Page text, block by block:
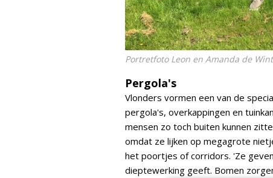
Portretfoto Leon en Amanda de
Pergola's
Vlonders vormen een van de
pergola's, overkappingen en
mensen zo toch buiten kunnen
omdat ze lijken op megagrote
het poortjes of corridors. 'Ze
dieptewerking geeft. Bomen